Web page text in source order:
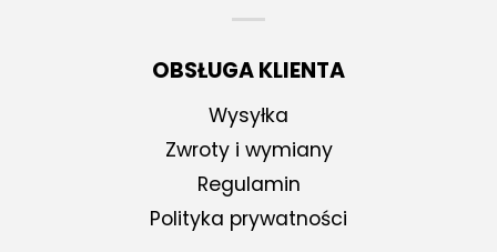
OBSŁUGA KLIENTA
Wysyłka
Zwroty i wymiany
Regulamin
Polityka prywatności